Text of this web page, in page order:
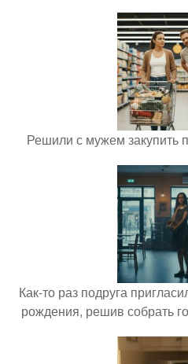
Решили с мужем закупить
Как-то раз подруга
рождения, решив собрать